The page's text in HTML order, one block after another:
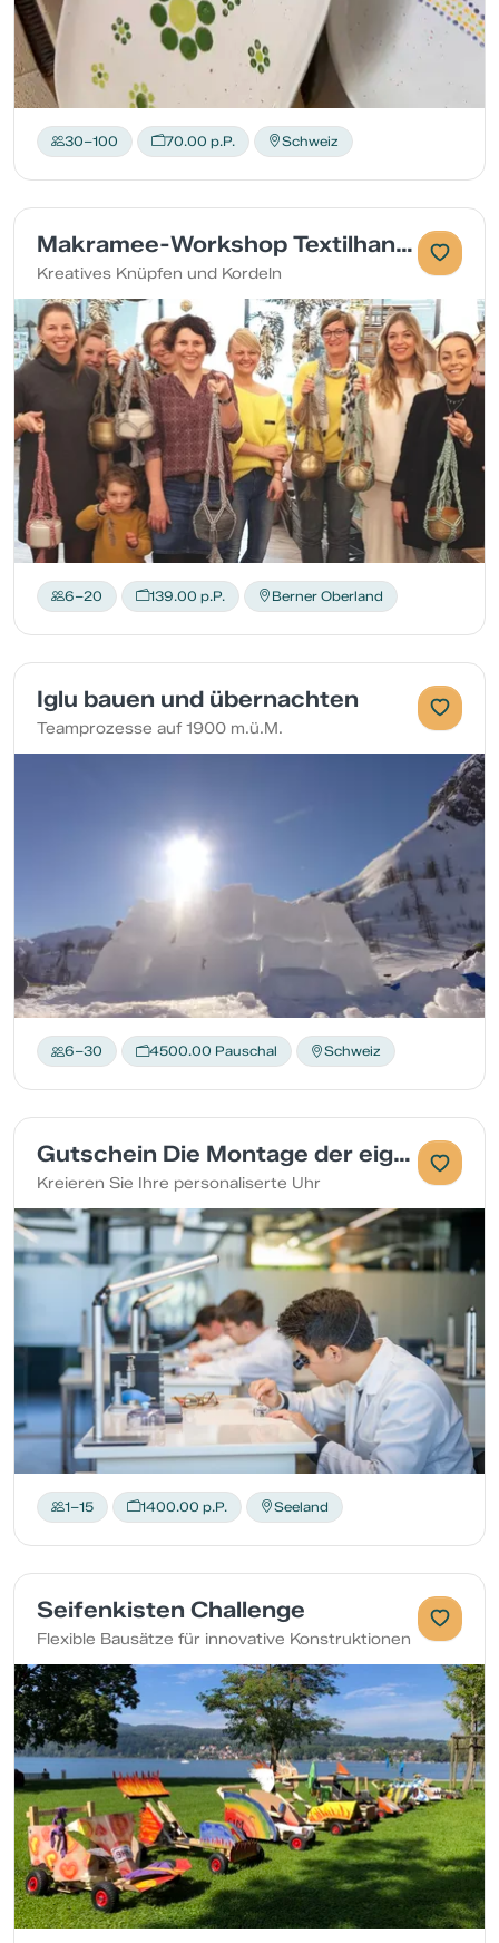
30–100 70.00 p.P. Schweiz
Makramee-Workshop Textilhandwerk
Kreatives Knüpfen und Kordeln
6–20 139.00 p.P. Berner Oberland
Iglu bauen und übernachten
Teamprozesse auf 1900 m.ü.M.
6–30 4500.00 Pauschal Schweiz
Gutschein Die Montage der eigenen Uhr
Kreieren Sie Ihre personaliserte Uhr
1–15 1400.00 p.P. Seeland
Seifenkisten Challenge
Flexible Bausätze für innovative Konstruktionen